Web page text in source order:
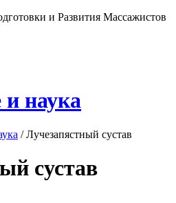
и Развития Массажистов
и наука
/ Лучезапястный сустав
сустав